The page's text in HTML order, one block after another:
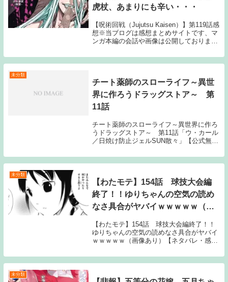
虎杖、あまりにも辛い・・・
【呪術回戦（Jujutsu Kaisen）】第119話感
想※当ブログは感想まとめサイトです、マ
ンガ本編の会話や画像は公開しておりませ
投稿しております。週刊少年ジャンプ2020
年39号の発売日は8月31日...
未分類
チート薬師のスローライフ～異世
界に作ろうドラッグストア～ 第
11話
チート薬師のスローライフ～異世界に作ろ
うドラッグストア～ 第11話「ウ・カール
／日焼け防止ジェルSUN散々」【公式無料
間）【Gyao】（9/20 22:30～）【公式有料
配信】【U-NEX...
未分類
【わたモテ】154話 球技大会編
終了！！ゆりちゃんの空気の読め
なさ具合がヤバイｗｗｗｗｗ（画
め】
【わたモテ】154話 球技大会編終了！！
ゆりちゃんの空気の読めなさ具合がヤバイ
ｗｗｗｗｗ（画像あり）【ネタバレ・感想
りネキさぁ……続きを読むSource: ちゃん
速【わた...
未分類